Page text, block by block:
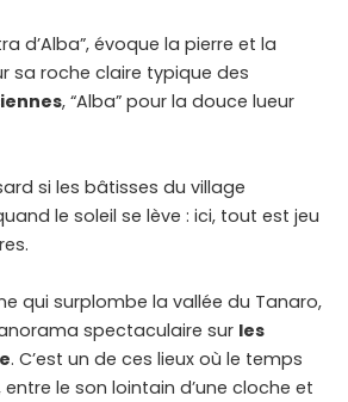
d’Alba”, évoque la pierre et la
sa roche claire typique des
, “Alba” pour la douce lueur
si les bâtisses du village
le soleil se lève : ici, tout est jeu
qui surplombe la vallée du Tanaro,
spectaculaire sur les
. C’est un de ces lieux où le temps
le son lointain d’une cloche et